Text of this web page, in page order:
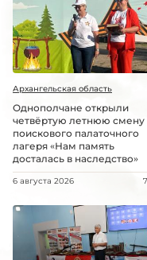
Архангельская область
Однополчане открыли
четвёртую летнюю смену
поискового палаточного
лагеря «Нам память
досталась в наследство»
6 августа 2026